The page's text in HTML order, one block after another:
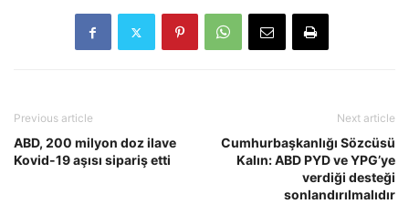
Previous article
ABD, 200 milyon doz ilave
Kovid-19 aşısı sipariş etti
Next article
Cumhurbaşkanlığı Sözcüsü
Kalın: ABD PYD ve YPG’ye
verdiği desteği
sonlandırılmalıdır